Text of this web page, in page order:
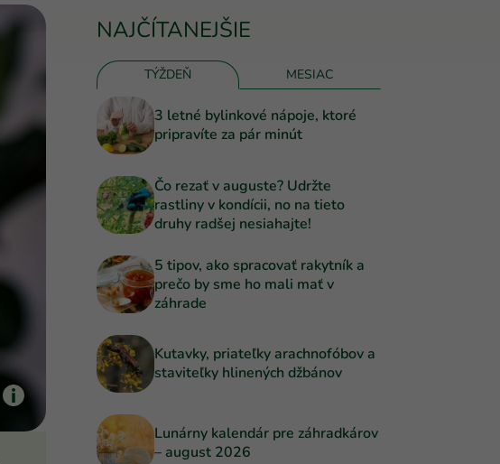
NAJČÍTANEJŠIE
TÝŽDEŇ MESIAC
3 letné bylinkové nápoje, ktoré
pripravíte za pár minút
Čo rezať v auguste? Udržte
rastliny v kondícii, no na tieto
druhy radšej nesiahajte!
5 tipov, ako spracovať rakytník a
prečo by sme ho mali mať v
záhrade
Kutavky, priateľky arachnofóbov a
staviteľky hlinených džbánov
Lunárny kalendár pre záhradkárov
– august 2026